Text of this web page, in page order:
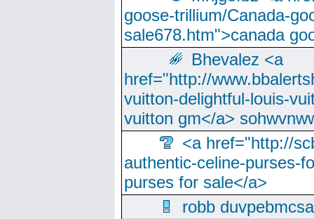
goose-trillium/Canada-
sale678.htm">canada
Bhevalez <a
href="http://
vuitton-delightful-louis-
vuitton gm</a>
<a href="http://
authentic-celine-purses-
purses for sale</a>
robb